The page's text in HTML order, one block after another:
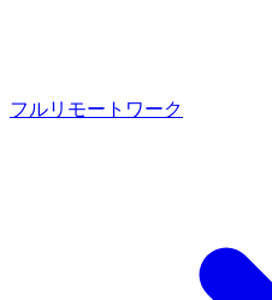
フルリモートワーク